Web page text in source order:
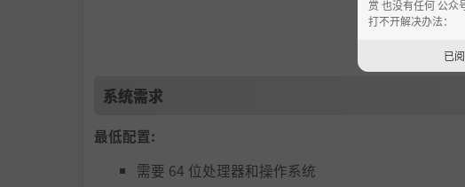
系统需求
最低配置:
需要 64 位处理器和操作系统
赏 也没有任何 公众
打不开解决办法：
已阅